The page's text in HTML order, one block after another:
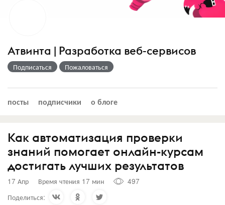
Атвинта | Разработка веб-сервисов
Подписаться Пожаловаться
посты подписчики о блоге
Как автоматизация проверки
знаний помогает онлайн-курсам
достигать лучших результатов
17 Апр Время чтения 17 мин
497
Поделиться: